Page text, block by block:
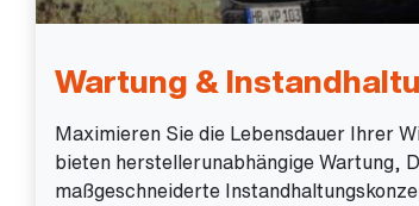
Wartung &
Maximieren Sie die Lebensdauer Ihrer
bieten herstellerunabhängige Wartung,
maßgeschneiderte